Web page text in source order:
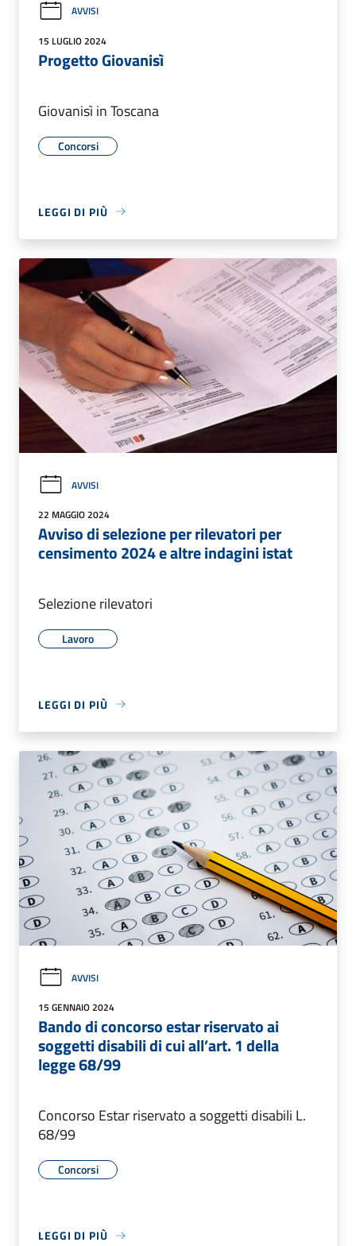
AVVISI
15 LUGLIO 2024
Progetto Giovanisì
Giovanisì in Toscana
Concorsi
LEGGI DI PIÙ
AVVISI
22 MAGGIO 2024
Avviso di selezione per rilevatori per
censimento 2024 e altre indagini istat
Selezione rilevatori
Lavoro
LEGGI DI PIÙ
AVVISI
15 GENNAIO 2024
Bando di concorso estar riservato ai
soggetti disabili di cui all’art. 1 della
legge 68/99
Concorso Estar riservato a soggetti disabili L.
68/99
Concorsi
LEGGI DI PIÙ